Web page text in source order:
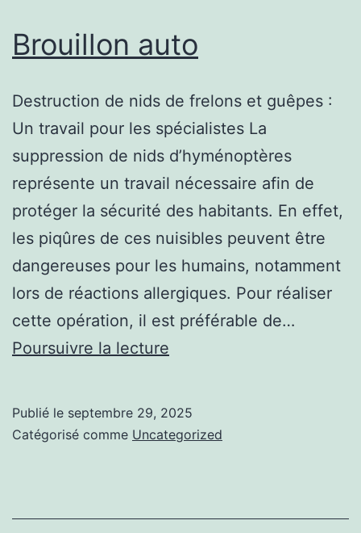
Brouillon auto
Destruction de nids de frelons et guêpes :
Un travail pour les spécialistes La
suppression de nids d’hyménoptères
représente un travail nécessaire afin de
protéger la sécurité des habitants. En effet,
les piqûres de ces nuisibles peuvent être
dangereuses pour les humains, notamment
lors de réactions allergiques. Pour réaliser
cette opération, il est préférable de…
Poursuivre la lecture
Publié le septembre 29, 2025
Catégorisé comme Uncategorized